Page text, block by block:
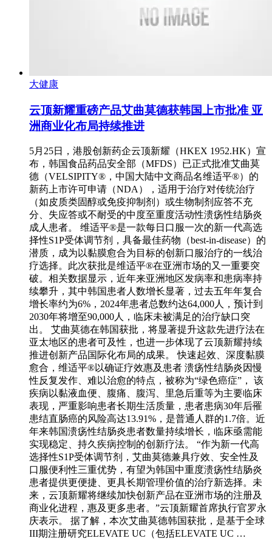
大健康
云顶新耀重磅产品艾曲莫德获韩国上市批准 亚
洲商业化布局持续推进
5月25日，港股创新药企云顶新耀（HKEX 1952.HK）宣
布，韩国食品药品安全部（MFDS）已正式批准艾曲莫
德（VELSIPITY®，中国大陆中文商品名维适平®）的
新药上市许可申请（NDA），适用于治疗对传统治疗
（如皮质类固醇或免疫抑制剂）或生物制剂应答不充
分、失应答或不耐受的中度至重度活动性溃疡性结肠炎
成人患者。 维适平®是一款每日口服一次的新一代高选
择性S1P受体调节剂，具备最佳药物（best-in-disease）的
潜质，成为以黏膜愈合为目标的创新口服治疗的一线治
疗选择。此次获批是维适平®在亚洲市场的又一重要突
破。相关数据显示，近年来亚洲地区发病率和患病率持
续攀升，其中韩国患者人数增长显著，过去五年年复合
增长率约为6%，2024年患者总数约达64,000人，预计到
2030年将增至90,000人，临床未被满足的治疗缺口突
出。 艾曲莫德在韩国获批，将显著提升这款先进疗法在
亚太地区的患者可及性，也进一步体现了云顶新耀持续
推进创新产品国际化布局的成果。 快速起效、深度黏膜
愈合，维适平®以确证疗效惠及患者 溃疡性结肠炎因慢
性反复发作、难以治愈的特点，被称为“绿色癌症”， 该
疾病以黏液血便、腹痛、腹泻、里急后重等为主要临床
表现，严重影响患者长期生活质量，患者患病30年后罹
患结直肠癌的风险高达13.91%，是普通人群的1.7倍。近
年来韩国溃疡性结肠炎患者数量持续增长，临床亟需能
实现稳定、持久疾病控制的创新疗法。 “作为新一代高
选择性S1P受体调节剂，艾曲莫德兼具疗效、安全性及
口服便利性三重优势，有望为韩国中重度溃疡性结肠炎
患者提供更便捷、更具长期管理价值的治疗新选择。未
来，云顶新耀将继续加快创新产品在亚洲市场的注册及
商业化进程，惠及更多患者。”云顶新耀首席执行官罗永
庆表示。 据了解，本次艾曲莫德韩国获批，是基于全球
III期注册研究ELEVATE UC（包括ELEVATE UC …